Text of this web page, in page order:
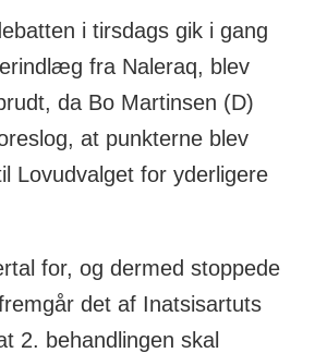
i tirsdags gik i gang
fra Naleraq, blev
da Bo Martinsen (D)
at punkterne blev
Lovudvalget for yderligere
for, og dermed stoppede
det af Inatsisartuts
2. behandlingen skal